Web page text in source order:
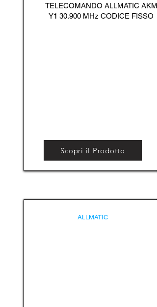
TELECOMANDO ALLMATIC AKM
Y1 30.900 MHz CODICE FISSO
Scopri il Prodotto
ALLMATIC